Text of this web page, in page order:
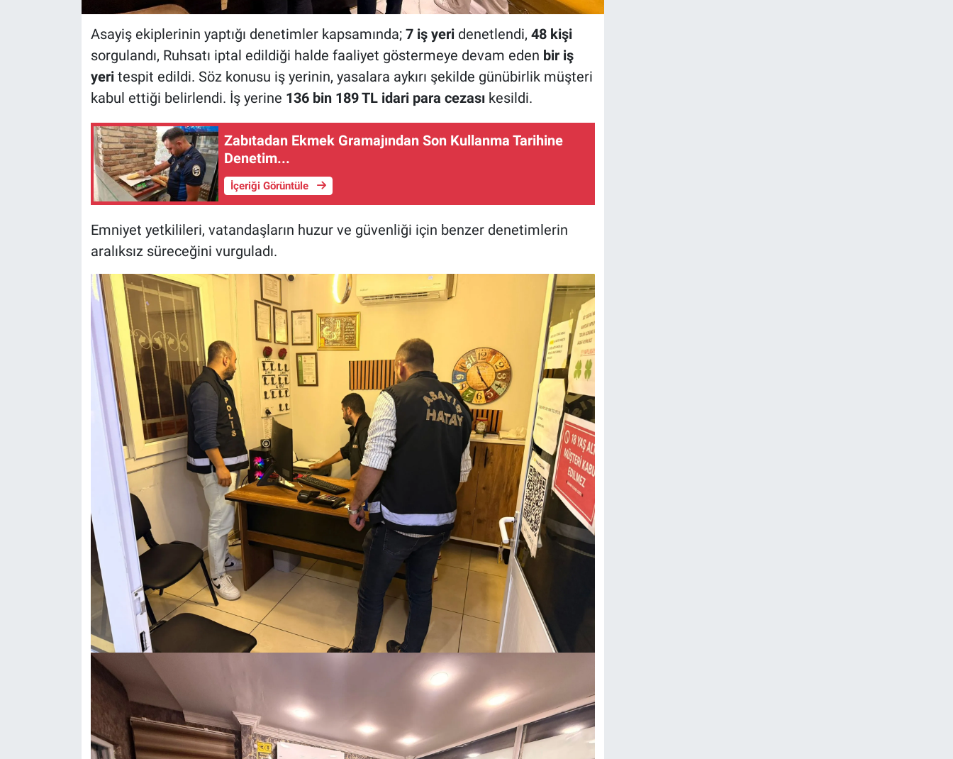
Asayiş ekiplerinin yaptığı denetimler kapsamında; 7 iş yeridenetlendi, 48 kişi
sorgulandı, Ruhsatı iptal edildiği halde faaliyet göstermeye devam eden bir iş
yeritespit edildi. Söz konusu iş yerinin, yasalara aykırı şekilde günübirlik müşteri
kabul ettiği belirlendi. İş yerine 136 bin 189 TL idari para cezasıkesildi.
Zabıtadan Ekmek Gramajından Son Kullanma Tarihine
Denetim...
İçeriği Görüntüle
Emniyet yetkilileri, vatandaşların huzur ve güvenliği için benzer denetimlerin
aralıksız süreceğini vurguladı.